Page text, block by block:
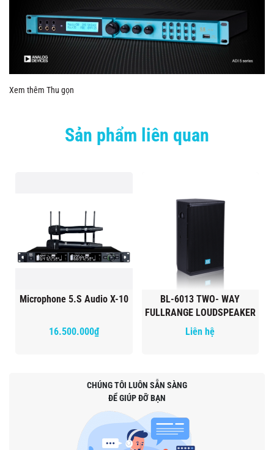
Xem thêm Thu gọn
Sản phẩm liên quan
Microphone 5.S Audio X-10
16.500.000₫
BL-6013 TWO- WAY
FULLRANGE LOUDSPEAKER
Liên hệ
CHÚNG TÔI LUÔN SẴN SÀNG
ĐỂ GIÚP ĐỠ BẠN